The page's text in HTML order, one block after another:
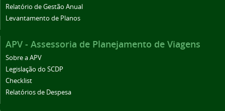
Relatório de Gestão Anual
Levantamento de Planos
APV - Assessoria de Planejamento de Viagens
Sobre a APV
Legislação do SCDP
Checklist
Relatórios de Despesa